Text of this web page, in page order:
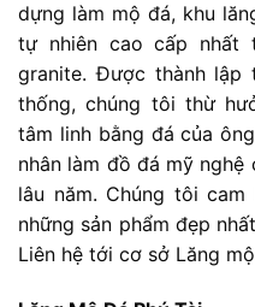
dựng làm mộ đá, khu
tự nhiên cao cấp nhất
granite. Được thành lập
thống, chúng tôi thừ
tâm linh bằng đá của
nhân làm đồ đá mỹ
lâu năm. Chúng tôi
những sản phẩm đẹp
Liên hệ tới cơ sở Lăng